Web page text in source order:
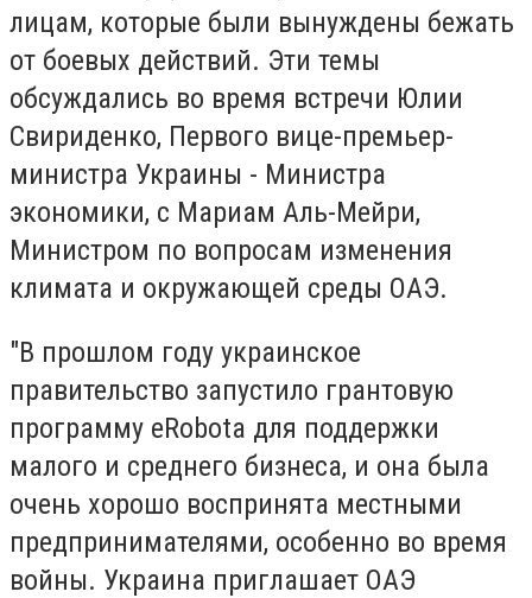
лицам, которые были вынуждены бежать
от боевых действий. Эти темы
обсуждались во время встречи Юлии
Свириденко, Первого вице-премьер-
министра Украины - Министра
экономики, с Мариам Аль-Мейри,
Министром по вопросам изменения
климата и окружающей среды ОАЭ.
"В прошлом году украинское
правительство запустило грантовую
программу eRobota для поддержки
малого и среднего бизнеса, и она была
очень хорошо воспринята местными
предпринимателями, особенно во время
войны. Украина приглашает ОАЭ